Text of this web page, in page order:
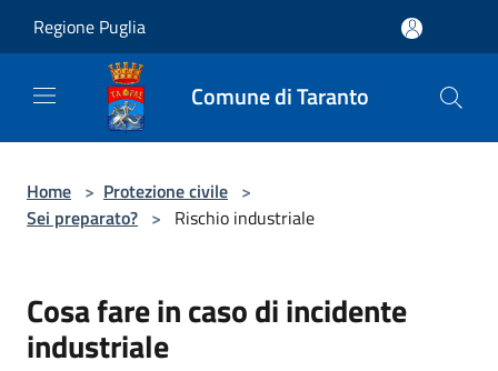
Regione Puglia
Comune di Taranto
Home > Protezione civile >
Sei preparato? > Rischio industriale
Cosa fare in caso di incidente
industriale